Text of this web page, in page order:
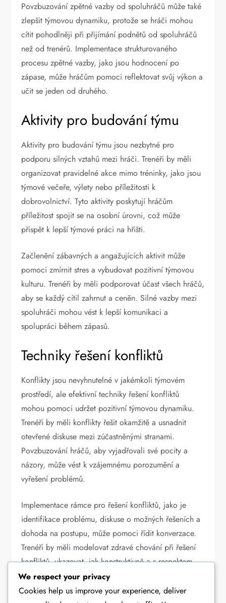
Povzbuzování zpětné vazby od spoluhráčů může také
zlepšit týmovou dynamiku, protože se hráči mohou
cítit pohodlněji při přijímání podnětů od spoluhráčů
než od trenérů. Implementace strukturovaného
procesu zpětné vazby, jako jsou hodnocení po
zápase, může hráčům pomoci reflektovat svůj výkon a
učit se jeden od druhého.
Aktivity pro budování týmu
Aktivity pro budování týmu jsou nezbytné pro
podporu silných vztahů mezi hráči. Trenéři by měli
organizovat pravidelné akce mimo tréninky, jako jsou
týmové večeře, výlety nebo příležitosti k
dobrovolnictví. Tyto aktivity poskytují hráčům
příležitost spojit se na osobní úrovni, což může
přispět k lepší týmové práci na hřišti.
Začlenění zábavných a angažujících aktivit může
pomoci zmírnit stres a vybudovat pozitivní týmovou
kulturu. Trenéři by měli podporovat účast všech hráčů,
aby se každý cítil zahrnut a ceněn. Silné vazby mezi
spoluhráči mohou vést k lepší komunikaci a
spolupráci během zápasů.
Techniky řešení konfliktů
Konflikty jsou nevyhnutelné v jakémkoli týmovém
prostředí, ale efektivní techniky řešení konfliktů
mohou pomoci udržet pozitivní týmovou dynamiku.
Trenéři by měli konflikty řešit okamžitě a usnadnit
otevřené diskuse mezi zúčastněnými stranami.
Povzbuzování hráčů, aby vyjadřovali své pocity a
názory, může vést k vzájemnému porozumění a
vyřešení problémů.
Implementace rámce pro řešení konfliktů, jako je
identifikace problému, diskuse o možných řešeních a
dohoda na postupu, může pomoci řídit konverzace.
Trenéři by měli modelovat zdravé chování při řešení
konfliktů, ukazovat, jak konstruktivně a s respektem
zvládat neshody.
We respect your privacy
Cookies help us improve your experience, deliver